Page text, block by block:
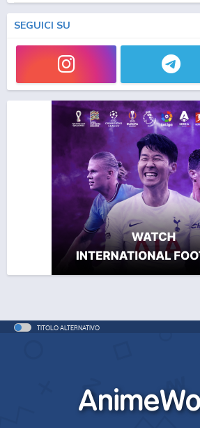
SEGUICI SU
TITOLO ALTERNATIVO